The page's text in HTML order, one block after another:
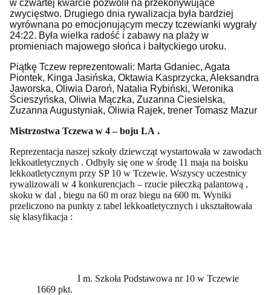
w czwartej kwarcie pozwolił na przekonywujące
zwycięstwo. Drugiego dnia rywalizacja była bardziej
wyrównana po emocjonującym meczy tczewianki wygrały
24:22. Była wielka radość i zabawy na plaży w
promieniach majowego słońca i bałtyckiego uroku.
Piątkę Tczew reprezentowali: Marta Gdaniec, Agata
Piontek, Kinga Jasińska, Oktawia Kasprzycka, Aleksandra
Jaworska, Oliwia Daroń, Natalia Rybiński, Weronika
Ścieszyńska, Oliwia Mączka, Zuzanna Ciesielska,
Zuzanna Augustyniak, Oliwia Rajek, trener Tomasz Mazur
Mistrzostwa Tczewa w 4 – boju LA .
Reprezentacja naszej szkoły dziewcząt wystartowała w zawodach
lekkoatletycznych . Odbyły się one w środę 11 maja na boisku
lekkoatletycznym przy SP 10 w Tczewie. Wszyscy uczestnicy
rywalizowali w 4 konkurencjach – rzucie piłeczką palantową ,
skoku w dal , biegu na 60 m oraz biegu na 600 m. Wyniki
przeliczono na punkty z tabel lekkoatletycznych i ukształtowała
się klasyfikacja :
I m. Szkoła Podstawowa nr 10 w Tczewie
1669 pkt.